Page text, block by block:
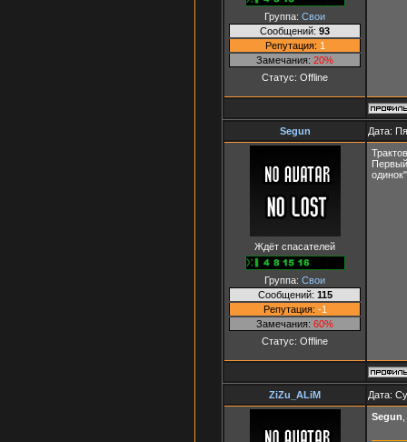
Группа: Свои
Сообщений: 93
Репутация: 1
Замечания: 20%
Статус: Offline
Segun Дата:
Ждёт спасателей
Группа: Свои
Сообщений: 115
Репутация: -1
Замечания: 60%
Статус: Offline
ZiZu_ALiM Дата:
Segun